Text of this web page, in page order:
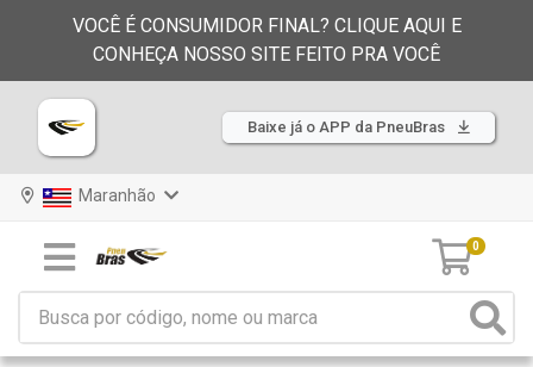
VOCÊ É CONSUMIDOR FINAL? CLIQUE AQUI E
CONHEÇA NOSSO SITE FEITO PRA VOCÊ
Baixe já o APP da PneuBras
Maranhão
0